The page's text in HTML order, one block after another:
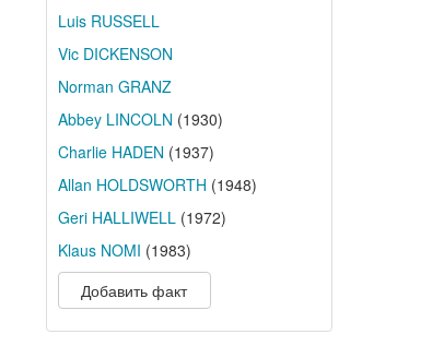
Luis RUSSELL
Vic DICKENSON
Norman GRANZ
Abbey LINCOLN (1930)
Charlie HADEN (1937)
Allan HOLDSWORTH (1948)
Geri HALLIWELL(1972)
Klaus NOMI (1983)
Добавить факт